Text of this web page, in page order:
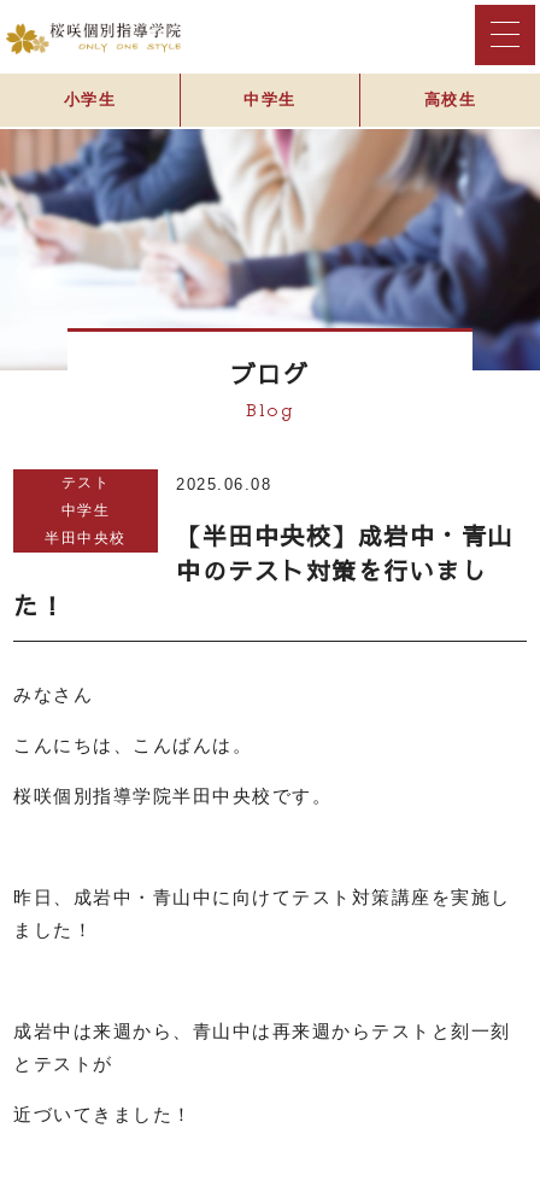
小学生 中学生 高校生
ブログ
Blog
テスト
中学生
半田中央校
2025.06.08
【半田中央校】成岩中・青山
中のテスト対策を行いまし
た！
みなさん
こんにちは、こんばんは。
桜咲個別指導学院半田中央校です。
昨日、成岩中・青山中に向けてテスト対策講座を実施し
ました！
成岩中は来週から、青山中は再来週からテストと刻一刻
とテストが
近づいてきました！